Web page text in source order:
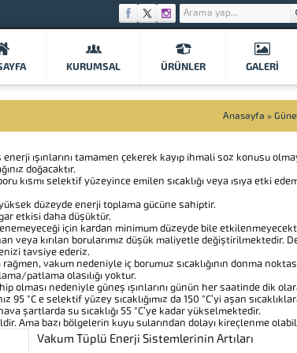
KURUMSAL ÜRÜNLER GALERI
Anasayfa »
ışınlarını tamamen çekerek kayıp ihmali soz konusu
doğacaktır.
kısmı selektif yüzeyince emilen sıcaklığı veya ısıya etki
düzeyde enerji toplama gücüne sahiptir.
etkisi daha düşüktür.
için kardan minimum düzeyde bile
veya kırılan borularımız düşük maliyetle değiştirilmektedir.
tavsiye ederiz.
rağmen, vakum nedeniyle iç borumuz sıcaklığının donma
patlama olasılığı yoktur.
olması nedeniyle güneş ışınlarını günün her saatinde dik
95 °C e selektif yüzey sıcaklığımız da 150 °C’yi aşan
şartlarda su sıcaklığı 55 °C’ye kadar yükselmektedir.
Ama bazı bölgelerin kuyu sularından dolayı kireçlenme
Vakum Tüplü Enerji Sistemlerinin Artıları